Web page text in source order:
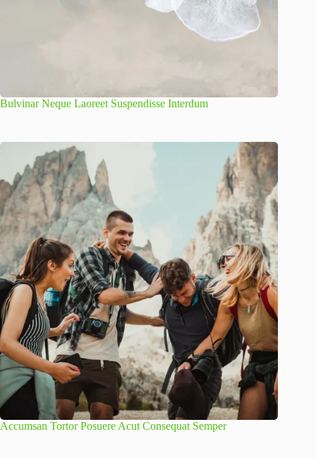
Bulvinar Neque Laoreet Suspendisse Interdum
Accumsan Tortor Posuere Acut Consequat Semper